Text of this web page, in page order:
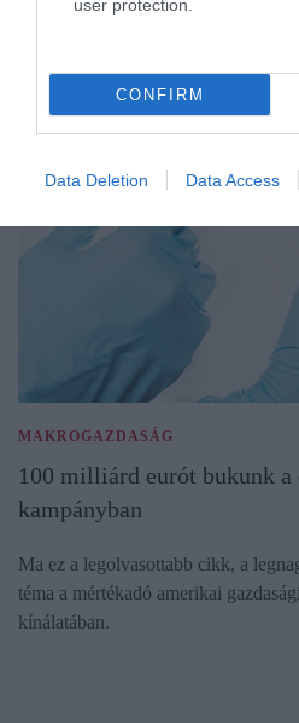
user protection.
CONFIRM
Data Deletion Data Access
MAKROGAZDASÁG
100 milliárd eurót bukunk a
kampányban
Ma ez a legolvasottabb cikk, a
téma a mértékadó amerikai
kínálatában.